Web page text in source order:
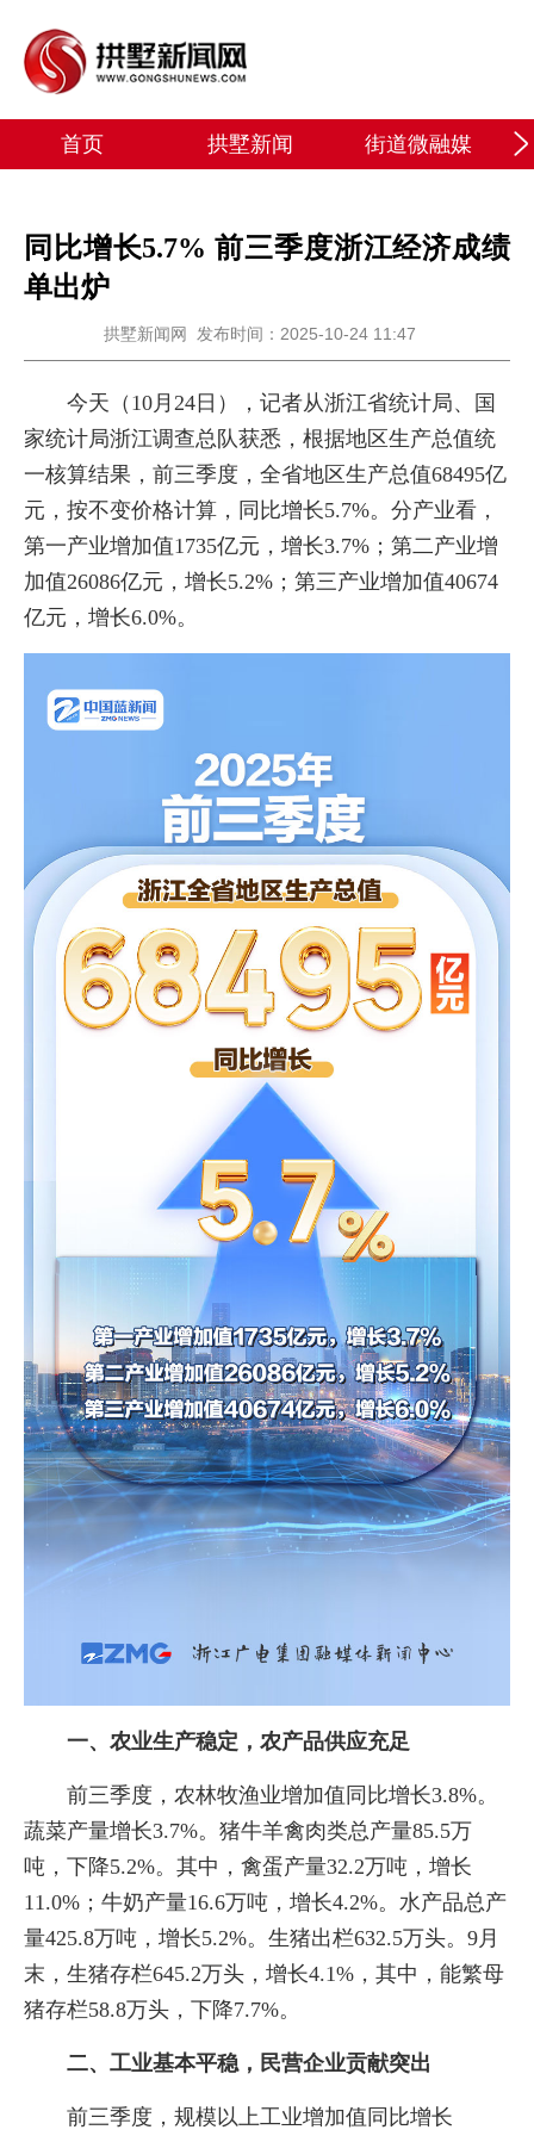
首页 拱墅新闻 街道微融媒
同比增长5.7% 前三季度浙江经济成绩
单出炉
拱墅新闻网 发布时间：2025-10-24 11:47
今天（10月24日），记者从浙江省统计局、国
家统计局浙江调查总队获悉，根据地区生产总值统
一核算结果，前三季度，全省地区生产总值68495亿
元，按不变价格计算，同比增长5.7%。分产业看，
第一产业增加值1735亿元，增长3.7%；第二产业增
加值26086亿元，增长5.2%；第三产业增加值40674
亿元，增长6.0%。
一、农业生产稳定，农产品供应充足
前三季度，农林牧渔业增加值同比增长3.8%。
蔬菜产量增长3.7%。猪牛羊禽肉类总产量85.5万
吨，下降5.2%。其中，禽蛋产量32.2万吨，增长
11.0%；牛奶产量16.6万吨，增长4.2%。水产品总产
量425.8万吨，增长5.2%。生猪出栏632.5万头。9月
末，生猪存栏645.2万头，增长4.1%，其中，能繁母
猪存栏58.8万头，下降7.7%。
二、工业基本平稳，民营企业贡献突出
前三季度，规模以上工业增加值同比增长